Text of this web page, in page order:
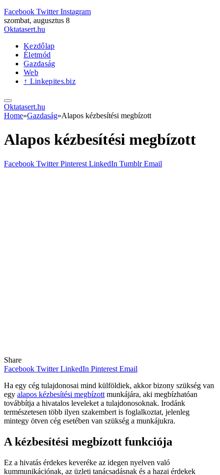
Facebook Twitter Instagram
szombat, augusztus 8
Oktatasert.hu
Kezdőlap
Életmód
Gazdaság
Web
↑ Linkepites.biz
Oktatasert.hu
Home»Gazdaság»Alapos kézbesítési megbízott
Alapos kézbesítési megbízott
Facebook Twitter Pinterest LinkedIn Tumblr Email
Share
Facebook Twitter LinkedIn Pinterest Email
Ha egy cég tulajdonosai mind külföldiek, akkor bizony szükség van
egy alapos kézbesítési megbízott munkájára, aki megbízhatóan
továbbítja a hivatalos leveleket a tulajdonosoknak. Irodánk
természetesen több ilyen szakembert is foglalkoztat, jelenleg
mintegy ötven cég esetében van szükség a munkájukra.
A kézbesítési megbízott funkciója
Ez a hivatás érdekes keveréke az idegen nyelven való
kummunikációnak, az üzleti tanácsadásnak és a hazai érdekek